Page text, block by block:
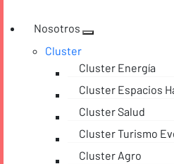
Nosotros
Cluster
Cluster Energía
Cluster Espacios
Cluster Salud
Cluster Turismo
Cluster Agro